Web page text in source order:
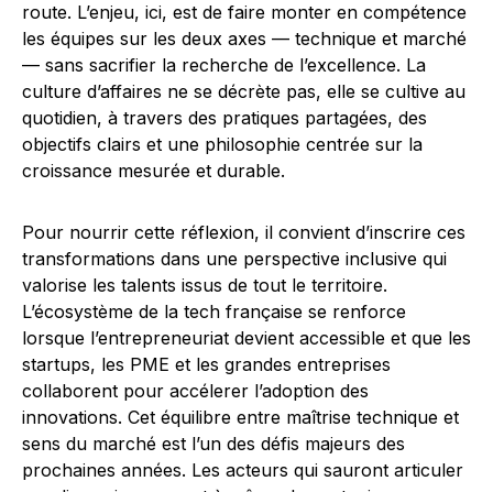
route. L’enjeu, ici, est de faire monter en compétence
les équipes sur les deux axes — technique et marché
— sans sacrifier la recherche de l’excellence. La
culture d’affaires ne se décrète pas, elle se cultive au
quotidien, à travers des pratiques partagées, des
objectifs clairs et une philosophie centrée sur la
croissance mesurée et durable.
Pour nourrir cette réflexion, il convient d’inscrire ces
transformations dans une perspective inclusive qui
valorise les talents issus de tout le territoire.
L’écosystème de la tech française se renforce
lorsque l’entrepreneuriat devient accessible et que les
startups, les PME et les grandes entreprises
collaborent pour accélerer l’adoption des
innovations. Cet équilibre entre maîtrise technique et
sens du marché est l’un des défis majeurs des
prochaines années. Les acteurs qui sauront articuler